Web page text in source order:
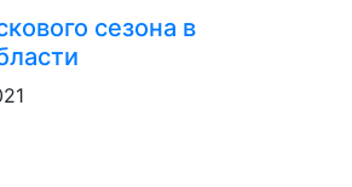
сезона в